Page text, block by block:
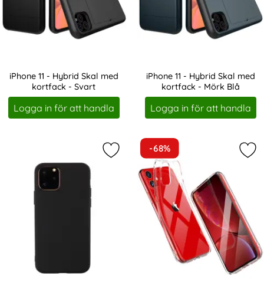
iPhone 11 - Hybrid Skal med
kortfack - Svart
Art. nr 1121
Logga in för att handla
iPhone 11 - Hybrid Skal med
kortfack - Mörk Blå
Art. nr 1123
Logga in för att handla
Markera iPhone 11 - Mjuk TPU
-68%